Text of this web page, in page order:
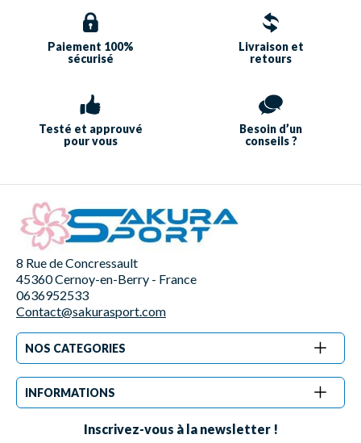
Paiement 100%
sécurisé
Livraison et
retours
Testé et approuvé
pour vous
Besoin d’un
conseils ?
8 Rue de Concressault
45360 Cernoy-en-Berry - France
0636952533
Contact@sakurasport.com
NOS CATEGORIES
INFORMATIONS
Inscrivez-vous à la newsletter !